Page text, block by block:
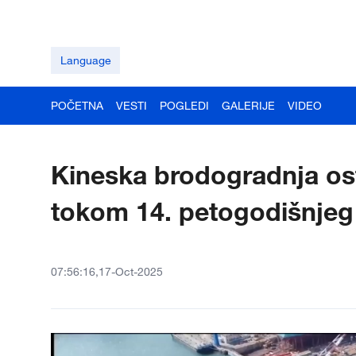
Language
POČETNA VESTI POGLEDI GALERIJE VIDEO
Kineska brodogradnja
tokom 14.
07:56:16,17-Oct-2025